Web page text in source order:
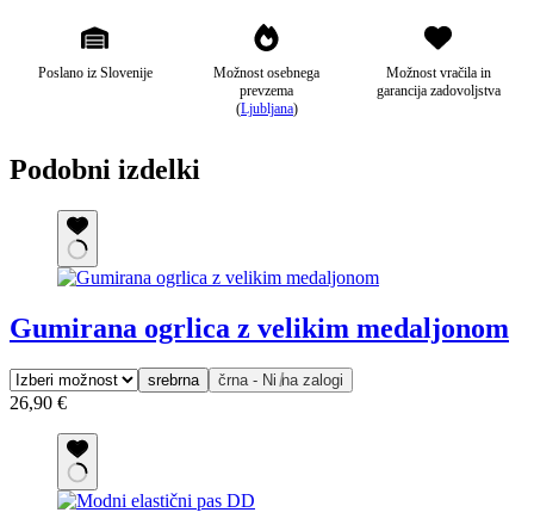
Poslano iz Slovenije
Možnost osebnega
prevzema
(Ljubljana)
Možnost vračila in
garancija zadovoljstva
Podobni izdelki
Gumirana ogrlica z velikim medaljonom
srebrna črna - Ni na zalogi
26,90 €